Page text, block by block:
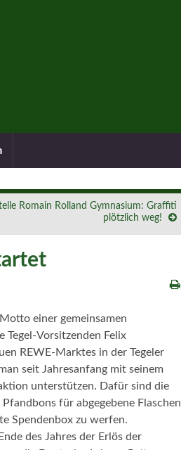
Romain Rolland Gymnasium: Graffiti
plötzlich weg!
einer gemeinsamen
Tegel-Vorsitzenden Felix
REWE-Marktes in der Tegeler
seit Jahresanfang mit seinem
unterstützen. Dafür sind die
für abgegebene Flaschen
Spendenbox zu werfen.
des Jahres der Erlös der